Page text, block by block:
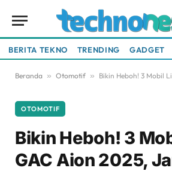
BERITA TEKNO TRENDING GADGET
Beranda » Otomotif » Bikin Heboh! 3 Mobil Listrik GAC
OTOMOTIF
Bikin Heboh! 3
GAC Aion 2025,